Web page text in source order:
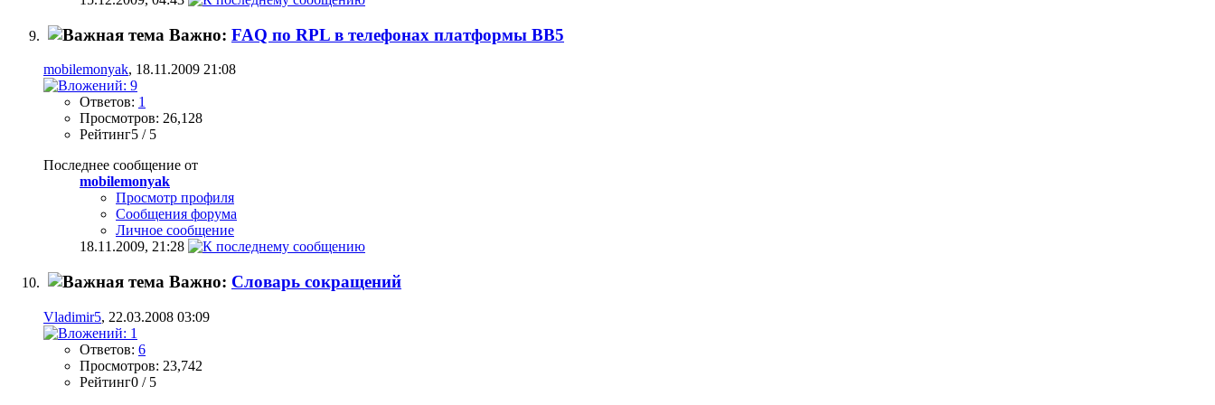
Важно: FAQ по RPL в телефонах платформы BB5
mobilemonyak, 18.11.2009 21:08
Ответов: 1
Просмотров: 26,128
Рейтинг5 / 5
Последнее сообщение от
mobilemonyak
Просмотр профиля
Сообщения форума
Личное сообщение
18.11.2009, 21:28
Важно: Словарь сокращений
Vladimir5, 22.03.2008 03:09
Ответов: 6
Просмотров: 23,742
Рейтинг0 / 5